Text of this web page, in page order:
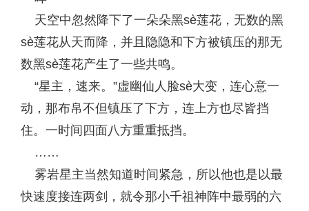
天空中忽然降下了一朵朵黑sè莲花，无数的黑
sè莲花从天而降，并且隐隐和下方被镇压的那无
数黑sè莲花产生了一些共鸣。
“星主，速来。”虚幽仙人脸sè大变，连心意一
动，那布帛不但镇压了下方，连上方也尽皆挡
住。一时间四面八方重重抵挡。
……
雾岩星主当然知道时间紧急，所以他也是以最
快速度接连两剑，就令那小千祖神阵中最弱的六